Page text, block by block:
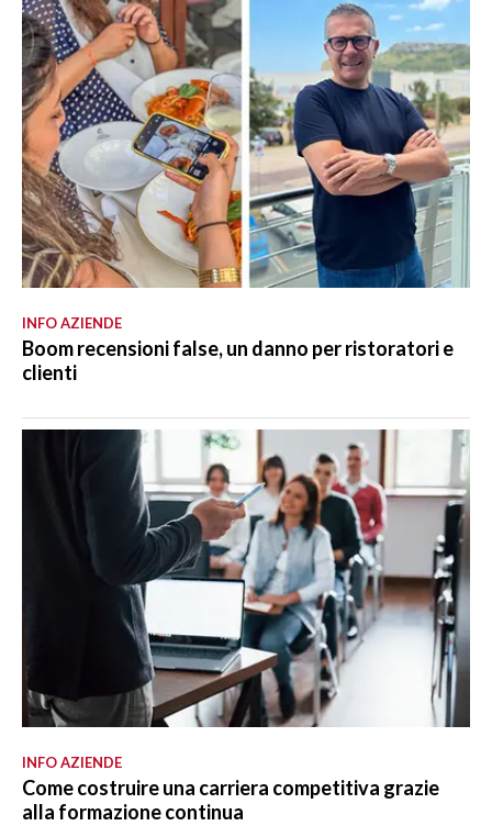
INFO AZIENDE
Boom recensioni false, un danno per ristoratori e
clienti
INFO AZIENDE
Come costruire una carriera competitiva grazie
alla formazione continua